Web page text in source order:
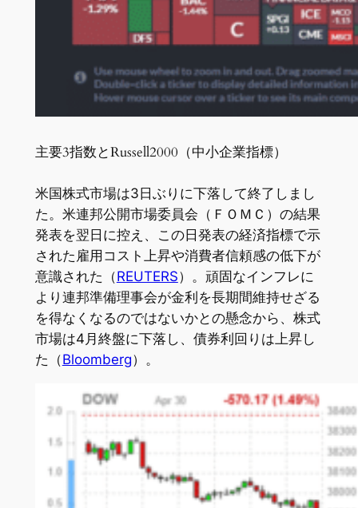
主要3指数とRussell2000（中小企業指標）
米国株式市場は3日ぶりに下落して終了しまし
た。米連邦公開市場委員会（ＦＯＭＣ）の結果
発表を翌日に控え、この日発表の経済指標で示
された雇用コスト上昇や消費者信頼感の低下が
意識された（REUTERS）。頑固なインフレに
より連邦準備理事会が金利を長期間維持せざる
を得なくなるのではないかとの懸念から、株式
市場は4月終盤に下落し、債券利回りは上昇し
た（Bloomberg）。